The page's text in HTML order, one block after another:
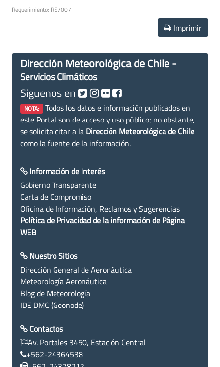
Requerimiento: RE7007
Imprimir
Dirección Meteorológica de Chile -
Servicios Climáticos
Siguenos en
NOTA: Todos los datos e información publicados en
este Portal son de acceso y uso público; no obstante,
se solicita citar a la Dirección Meteorológica de Chile
como la fuente de la información.
Información de Interés
Gobierno Transparente
Carta de Compromiso
Oficina de Información, Reclamos y Sugerencias
Política de Privacidad de la información de Página
WEB
Nuestro Sitios
Dirección General de Aeronáutica
Meteorología Aeronáutica
Blog de Meteorología
IDE DMC (Geonode)
Contactos
Av. Portales 3450, Estación Central
+562-24364538